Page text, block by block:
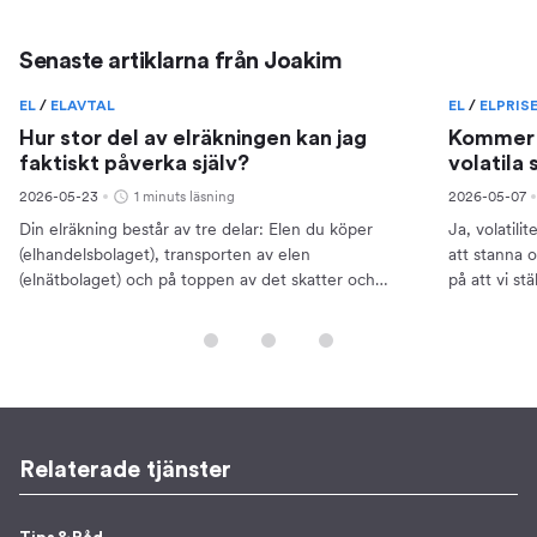
Senaste artiklarna från Joakim
EL / ELAVTAL
Hur stor del av elräkningen kan jag
faktiskt påverka själv?
2026-05-23 1 minuts läsning
Din elräkning består av tre delar: Elen du köper
(elhandelsbolaget), transporten av elen
(elnätbolaget) och på toppen av det skatter och
EL/
volatila
2026-05-07
Ja,
att stanna
på att vi
Relaterade tjänster